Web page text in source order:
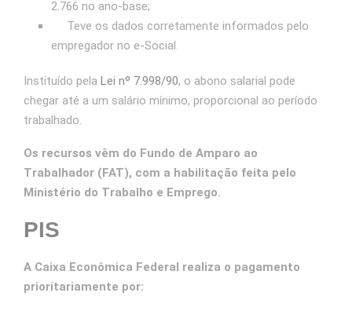
2.766 no ano-base;
Teve os dados corretamente informados pelo
empregador no e-Social.
Instituído pela Lei nº 7.998/90, o abono salarial pode
chegar até a um salário mínimo, proporcional ao período
trabalhado.
Os recursos vêm do Fundo de Amparo ao
Trabalhador (FAT), com a habilitação feita pelo
Ministério do Trabalho e Emprego.
PIS
A Caixa Econômica Federal realiza o pagamento
prioritariamente por: